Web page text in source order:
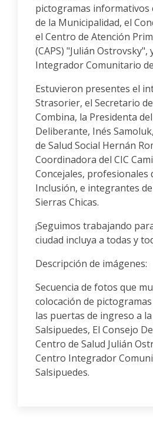
pictogramas informativos
de la Municipalidad, el
el Centro de Atención
(CAPS) "Julián Ostrovsky",
Integrador Comunitario
Estuvieron presentes el
Strasorier, el Secretario
Combina, la Presidenta
Deliberante, Inés
de Salud Social Hernán
Coordinadora del CIC
Concejales, profesionales
Inclusión, e integrantes
Sierras Chicas.
¡Seguimos trabajando
ciudad incluya a todas y
Descripción de imágenes:
Secuencia de fotos que
colocación de
las puertas de ingreso a
Salsipuedes, El Consejo
Centro de Salud Julián
Centro Integrador
Salsipuedes.